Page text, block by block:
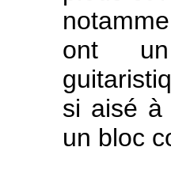
ont
si aisé à
un bloc